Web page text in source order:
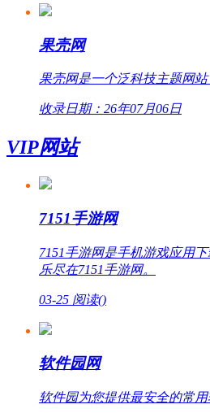
果壳网
果壳网是一个泛科技主题网
收录日期：26年07月06日
VIP网站
7151手游网
7151手游网是手机游戏应用
乐尽在7151手游网。
03-25 阅读()
软件园网
软件园为您提供最安全的常